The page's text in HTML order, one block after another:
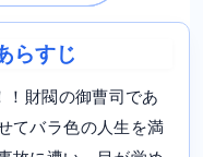
らすじ
！財閥の御曹司であ
てバラ色の人生を満